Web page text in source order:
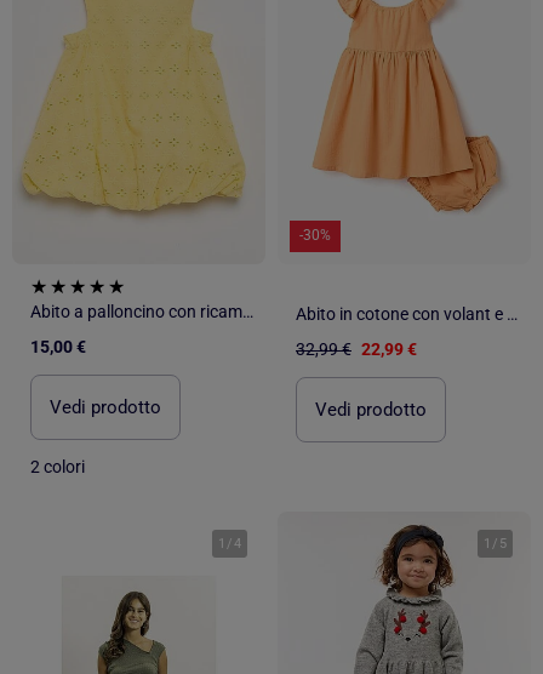
Abito a palloncino con ricami sangallo
15,00 €
Vedi prodotto
2 colori
-30%
Abito in cotone con volant e fodera
32,99 € 22,99 €
Vedi prodotto
1 /4 1 / 5